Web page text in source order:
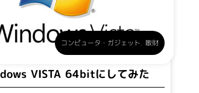
コンピュータ・ガジェット, 散財
VISTA 64bitにしてみた